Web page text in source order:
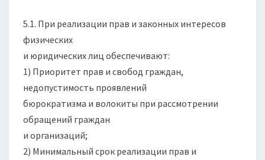
5.1. При реализации прав и законных интересов
физических
и юридических лиц обеспечивают:
1) Приоритет прав и свобод граждан,
недопустимость проявлений
бюрократизма и волокиты при рассмотрении
обращений граждан
и организаций;
2) Минимальный срок реализации прав и